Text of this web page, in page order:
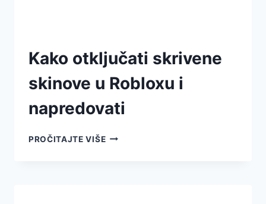
Kako otključati skrivene
skinove u Robloxu i
napredovati
PROČITAJTE VIŠE